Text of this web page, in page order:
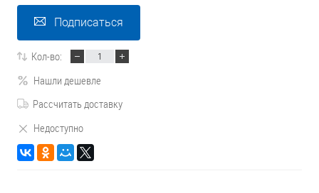
Подписаться
Кол-во:
Нашли дешевле
Рассчитать доставку
Недоступно